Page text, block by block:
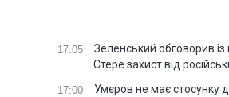
17:05
Зеленський обговорив із
Стере захист від
17:00
Умєров не має стосунку